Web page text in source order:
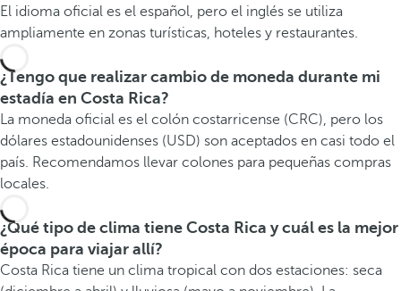
El idioma oficial es el español, pero el inglés se utiliza
ampliamente en zonas turísticas, hoteles y restaurantes.
¿Tengo que realizar cambio de moneda durante mi
estadía en Costa Rica?
La moneda oficial es el colón costarricense (CRC), pero los
dólares estadounidenses (USD) son aceptados en casi todo el
país. Recomendamos llevar colones para pequeñas compras
locales.
¿Qué tipo de clima tiene Costa Rica y cuál es la mejor
época para viajar allí?
Costa Rica tiene un clima tropical con dos estaciones: seca